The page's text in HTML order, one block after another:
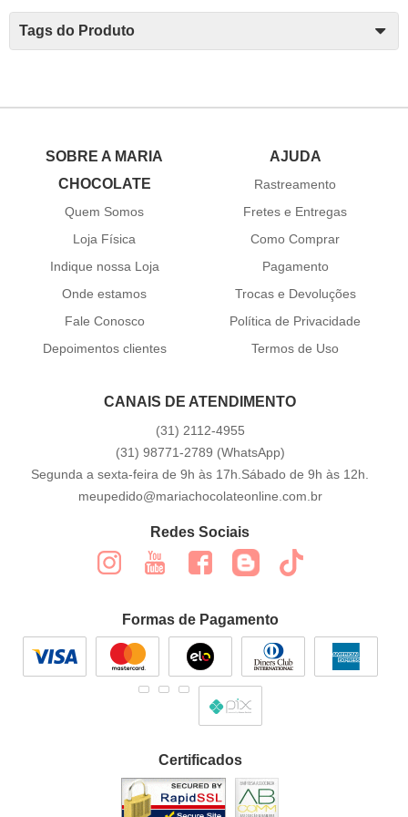
Tags do Produto
SOBRE A MARIA
CHOCOLATE
Quem Somos
Loja Física
Indique nossa Loja
Onde estamos
Fale Conosco
Depoimentos clientes
AJUDA
Rastreamento
Fretes e Entregas
Como Comprar
Pagamento
Trocas e Devoluções
Política de Privacidade
Termos de Uso
CANAIS DE ATENDIMENTO
(31) 2112-4955
(31) 98771-2789 (WhatsApp)
Segunda a sexta-feira de 9h às 17h.Sábado de 9h às 12h.
meupedido@mariachocolateonline.com.br
Redes Sociais
Formas de Pagamento
Certificados